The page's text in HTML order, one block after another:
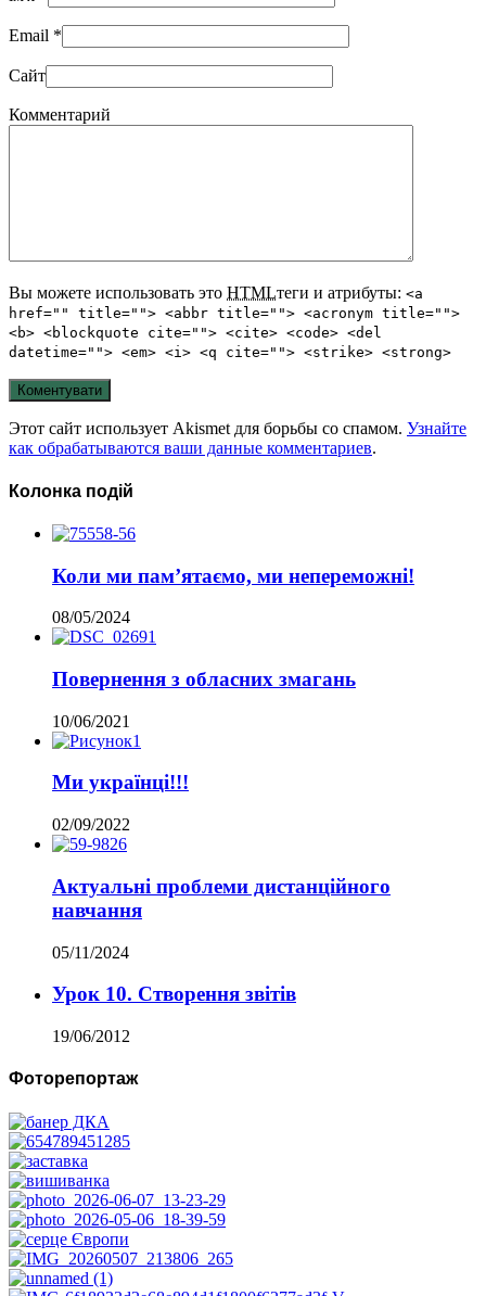
Email *
Сайт
Комментарий
Вы можете использовать это HTMLтеги и атрибуты: <a
href="" title=""> <abbr title=""> <acronym title="">
<b> <blockquote cite=""> <cite> <code> <del
datetime=""> <em> <i> <q cite=""> <strike> <strong>
Этот сайт использует Akismet для борьбы со спамом. Узнайте
как обрабатываются ваши данные комментариев.
Колонка подій
Коли ми пам’ятаємо, ми непереможні!
08/05/2024
Повернення з обласних змагань
10/06/2021
Ми українці!!!
02/09/2022
Актуальні проблеми дистанційного
навчання
05/11/2024
Урок 10. Створення звітів
19/06/2012
Фоторепортаж